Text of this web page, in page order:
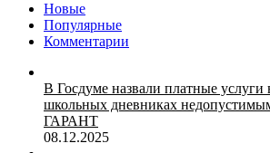
Новые
Популярные
Комментарии
В Госдуме назвали платные услуги
школьных дневниках
ГАРАНТ
08.12.2025